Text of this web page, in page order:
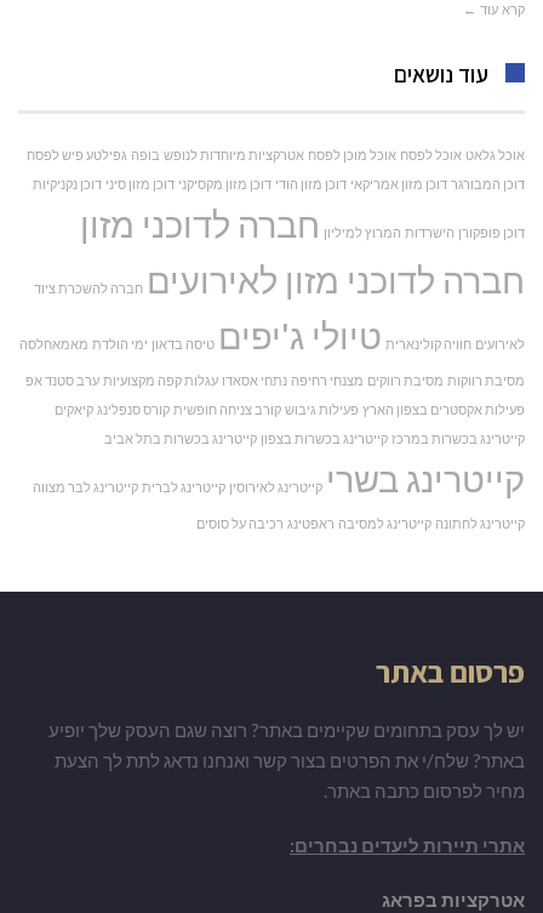
קרא עוד ←
עוד נושאים
אוכל גלאט אוכל לפסח אוכל מוכן לפסח אטרקציות מיוחדות לנופש בופה גפילטע פיש לפסח
דוכן המבורגר דוכן מזון אמריקאי דוכן מזון הודי דוכן מזון מקסיקני דוכן מזון סיני דוכן נקניקיות
דוכן פופקורן הישרדות המרוץ למיליון חברה לדוכני מזון
חברה לדוכני מזון לאירועים חברה להשכרת ציוד
לאירועים חוויה קולינארית טיולי ג'יפים טיסה בדאון ימי הולדת מאמאחלסה
מסיבת רווקות מסיבת רווקים מצנחי רחיפה נתחי אסאדו עגלות קפה מקצועיות ערב סטנד אפ
פעילות אקסטרים בצפון הארץ פעילות גיבוש קורב צניחה חופשית קורס סנפלינג קיאקים
קייטרינג בכשרות במרכז קייטרינג בכשרות בצפון קייטרינג בכשרות בתל אביב
קייטרינג בשרי קייטרינג לאירוסין קייטרינג לברית קייטרינג לבר מצווה
קייטרינג לחתונה קייטרינג למסיבה ראפטינג רכיבה על סוסים
פרסום באתר
יש לך עסק בתחומים שקיימים באתר? רוצה שגם העסק שלך יופיע
באתר? שלח/י את הפרטים בצור קשר ואנחנו נדאג לתת לך הצעת
מחיר לפרסום כתבה באתר.
אתרי תיירות ליעדים נבחרים:
אטרקציות בפראג